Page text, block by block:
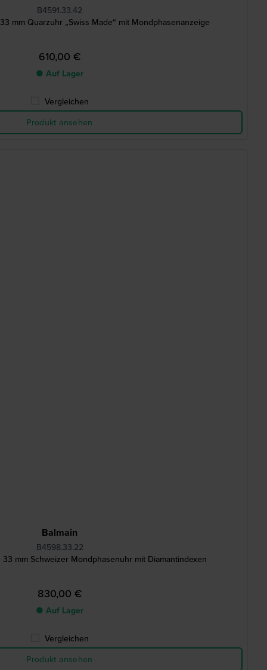
B4591.33.42
mm Quarzuhr „Swiss Made“ mit Mondphasenanzeige
610,00 €
● Auf Lager
Vergleichen
Produkt ansehen
Balmain
B4598.33.22
mm Schweizer Mondphasenuhr mit Diamantindexen
830,00 €
● Auf Lager
Vergleichen
Produkt ansehen